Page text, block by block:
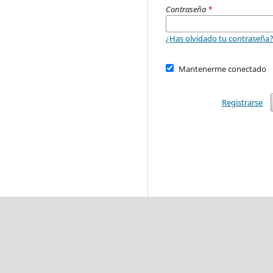
Contraseña *
¿Has olvidado tu contraseña?
Mantenerme conectado
Registrarse